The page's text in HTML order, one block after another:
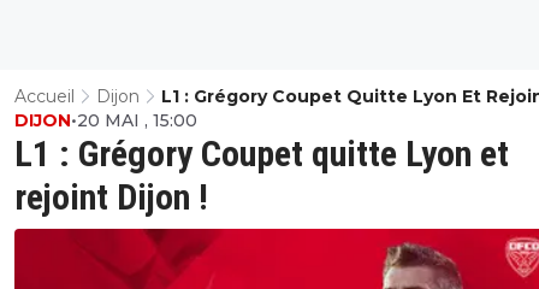
Accueil Dijon
L1 : Grégory Coupet Quitte Lyon Et
Dijon !
L1 : Grégory Coupet quitte Lyon et
rejoint Dijon !
DIJON•20 MAI , 15:00